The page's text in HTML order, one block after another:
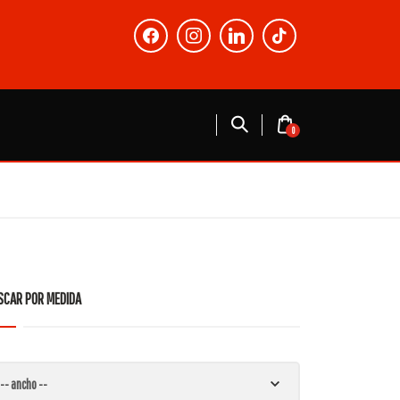
facebook instagramlinkedin tiktok
0
POR MEDIDA